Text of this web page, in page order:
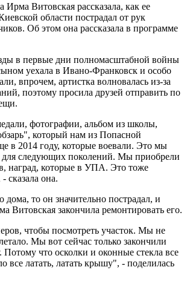
Ирма Витовская рассказала, как ее
области пострадал от рук
Об этом она рассказала в программе
в первые дни полномасштабной войны
уехала в Ивано-Франковск и особо
впрочем, артистка волновалась из-за
поэтому просила друзей отправить по
фотографии, альбом из школы,
который нам из Попасной
в 2014 году, которые воевали. Это мы
для следующих поколений. Мы приобрели
наград, которые в УПА. Это тоже
сказала она.
дома, то он значительно пострадал, и
Витовская закончила ремонтировать его.
чтобы посмотреть участок. Мы не
Мы вот сейчас только закончили
Потому что осколки и оконные стекла все
все латать, латать крышу", - поделилась